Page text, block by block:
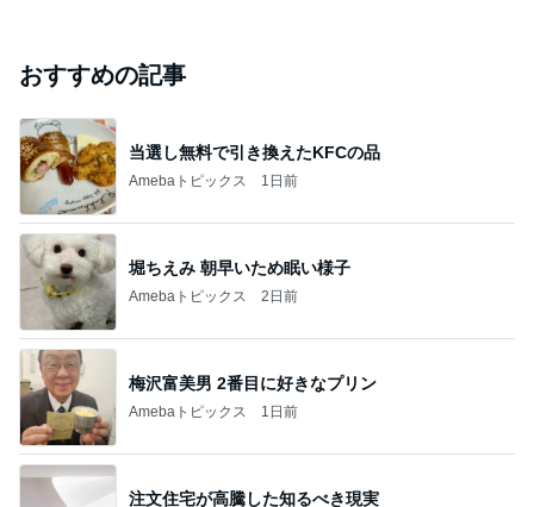
おすすめの記事
当選し無料で引き換えたKFCの品
Amebaトピックス 1日前
堀ちえみ 朝早いため眠い様子
Amebaトピックス 2日前
梅沢富美男 2番目に好きなプリン
Amebaトピックス 1日前
注文住宅が高騰した知るべき現実